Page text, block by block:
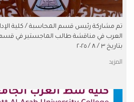
تم مشاركة رئيس قسم المحاسبة / كلية
العرب في مناقشة طالب الماجستير في قسم
بتاريخ ٣ / ٨ / ٢٠٢٥
المزيد